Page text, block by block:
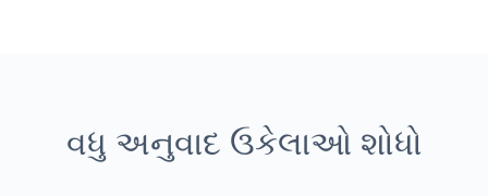
વધુ અનુવાદ ઉકેલાઓ શોધો